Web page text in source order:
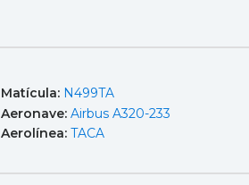
Matícula: N499TA
Aeronave: Airbus A320-233
Aerolínea: TACA